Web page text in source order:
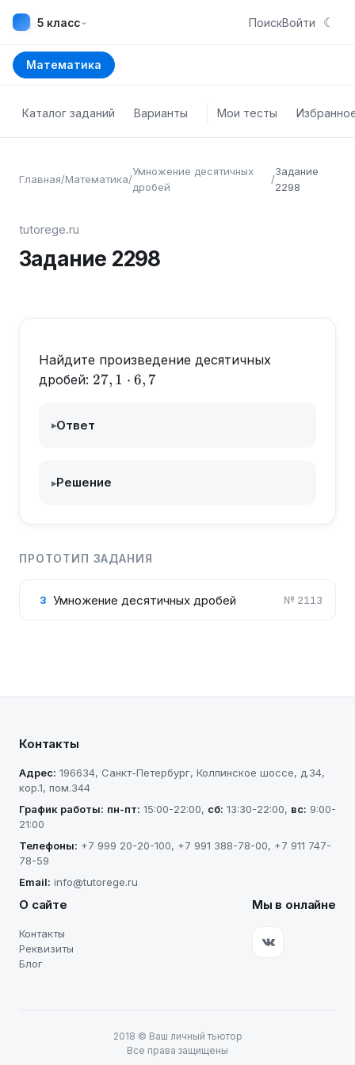
5 класс⌄ ПоискВойти ☾
Математика
Каталог заданий Варианты Мои тесты
Главная/Математика/
Умножение десятичных
дробей
/
Задание
2298
tutorege.ru
Задание 2298
Найдите произведение десятичных
дробей: 27,1\cdot
27, 1 ⋅ 6, 7
▸Ответ
▸Решение
ПРОТОТИП ЗАДАНИЯ
3 Умножение десятичных дробей № 2113
Контакты
Адрес: 196634, Санкт-Петербург, Колпинское шоссе, д.34,
кор.1, пом.344
График работы: пн-пт: 15:00-22:00, сб: 13:30-22:00, вс: 9:00-
21:00
Телефоны: +7 999 20-20-100, +7 991 388-78-00, +7 911 747-
78-59
Email: info@tutorege.ru
О сайте
Контакты
Реквизиты
Блог
Мы в онлайне
2018 © Ваш личный тьютор
Все права защищены